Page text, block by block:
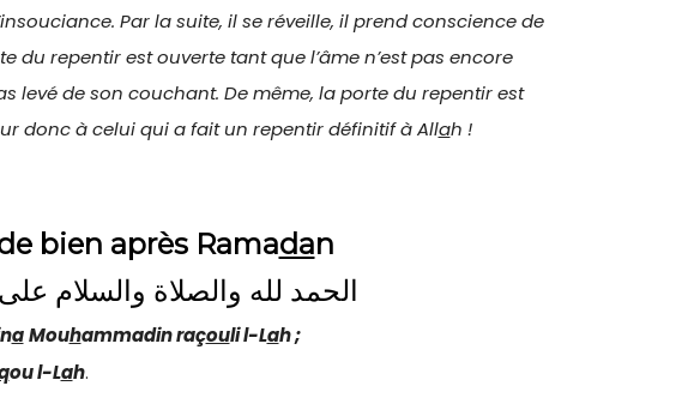
Par la suite, il se réveille, il prend conscience de
du repentir est ouverte tant que l’âme n’est pas encore
levé de son couchant. De même, la porte du repentir est
donc à celui qui a fait un repentir définitif à Allah !
bien après Ramadan
الحمد لله والصلاة والسلام
a Mouhammadinraçouli l-Lah ;
ou l-Lah.